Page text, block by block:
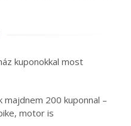
kuponokkal most
200 kuponnal –
motor is